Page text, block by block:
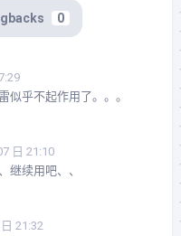
0
似乎不起作用了。。。
日 21:10
继续用吧、、
21:32